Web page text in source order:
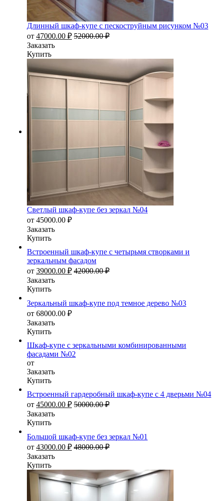
Длинный шкаф-купе с пескоструйным рисунком №03
от 47000.00 ₽ 52000.00₽
Заказать
Купить
Светлый шкаф-купе без зеркал №04
от 45000.00 ₽
Заказать
Купить
Встроенный шкаф-купе с четырьмя створками и
зеркальным фасадом
от 39000.00 ₽ 42000.00₽
Заказать
Купить
Зеркальный шкаф-купе под темное дерево №03
от 68000.00 ₽
Заказать
Купить
Шкаф-купе с зеркальными комбинированными
фасадами №02
от
Заказать
Купить
Встроенный гардеробный шкаф-купе с 4 дверьми №04
от 45000.00 ₽ 50000.00₽
Заказать
Купить
Большой шкаф-купе без зеркал №01
от 43000.00 ₽ 48000.00₽
Заказать
Купить